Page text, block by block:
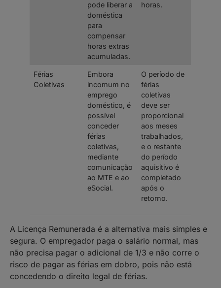
pode liberar a
doméstica
para
compensar
horas extras
acumuladas.
horas.
Férias
Coletivas
Embora
incomum no
emprego
doméstico, é
possível
conceder
férias
coletivas,
mediante
comunicação
ao MTE e ao
eSocial.
O período de
férias
coletivas
deve ser
proporcional
aos meses
trabalhados,
e o restante
do período
aquisitivo é
completado
após o
retorno.
A Licença Remunerada é a alternativa mais simples e
segura. O empregador paga o salário normal, mas
não precisa pagar o adicional de 1/3 e não corre o
risco de pagar as férias em dobro, pois não está
concedendo o direito legal de férias.